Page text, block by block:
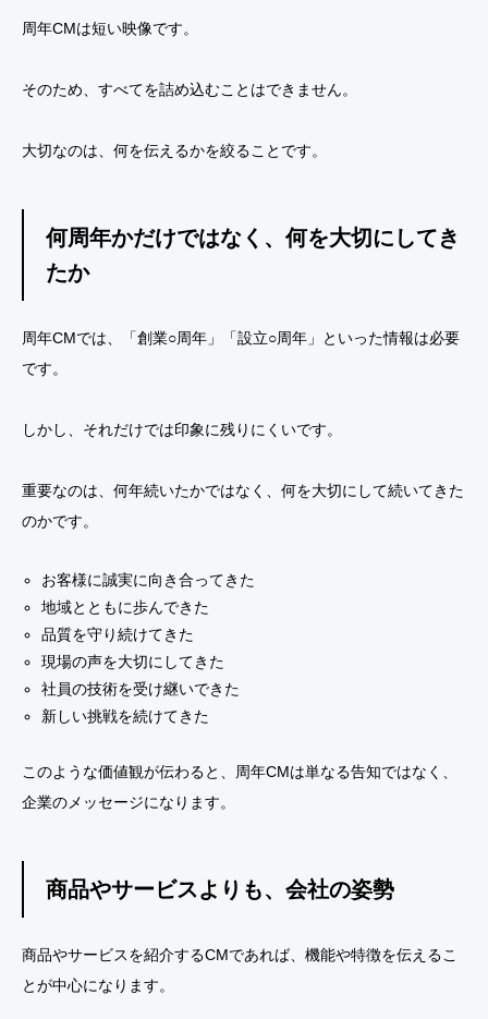
周年CMは短い映像です。
そのため、すべてを詰め込むことはできません。
大切なのは、何を伝えるかを絞ることです。
何周年かだけではなく、何を大切にしてき
たか
周年CMでは、「創業○周年」「設立○周年」といった情報は必要
です。
しかし、それだけでは印象に残りにくいです。
重要なのは、何年続いたかではなく、何を大切にして続いてきた
のかです。
お客様に誠実に向き合ってきた
地域とともに歩んできた
品質を守り続けてきた
現場の声を大切にしてきた
社員の技術を受け継いできた
新しい挑戦を続けてきた
このような価値観が伝わると、周年CMは単なる告知ではなく、
企業のメッセージになります。
商品やサービスよりも、会社の姿勢
商品やサービスを紹介するCMであれば、機能や特徴を伝えるこ
とが中心になります。